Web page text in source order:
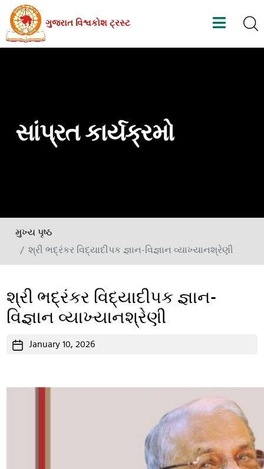
Skip
the
ગુજરાત વિશ્વકોશ ટ્રસ્ટ
સાંપ્રત કાર્યક્રમો
મુખ્ય પૃષ્ઠ
શ્રી ભદ્રંકર વિદ્યાદીપક જ્ઞાન-વિજ્ઞાન વ્યાખ્યાનશ્રેણી
શ્રી ભદ્રંકર વિદ્યાદીપક જ્ઞાન-
વિજ્ઞાન વ્યાખ્યાનશ્રેણી
Post January 10, 2026